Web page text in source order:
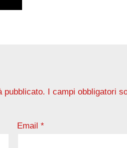
pubblicato. I campi obbligatori
Email *